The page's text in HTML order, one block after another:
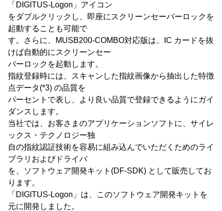
「DIGITUS-Logon」アイコン
をダブルクリックし、即座にスクリーンセーバーロックを
起動することも可能で
す。さらに、MUSB200-COMBO対応版は、IC カードを抜
けば自動的にスクリーンセー
バーロックを起動します。
指紋登録時には、スキャンした指紋画像から抽出した特徴
点データ(*3) の品質を
パーセントで表し、より良い品質で登録できるようにガイ
ダンスします。
当社では、お客さまのアプリケーションソフトに、サイレ
ックス・テクノロジー独
自の指紋認証技術を容易に組み込んでいただくためのライ
ブラリおよびドライバ
を、ソフトウェア開発キット(DF-SDK) として販売してお
ります。
「DIGITUS-Logon」は、このソフトウェア開発キットを
元に開発しました。